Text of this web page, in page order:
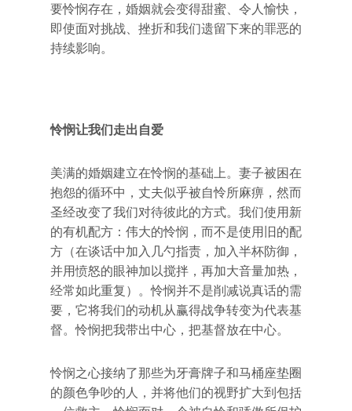
要怜悯存在，婚姻就会变得甜蜜、令人愉快，
即使面对挑战、挫折和我们遗留下来的罪恶的
持续影响。
怜悯让我们走出自爱
美满的婚姻建立在怜悯的基础上。妻子被困在
抱怨的循环中，丈夫似乎被自怜所麻痹，然而
圣经改变了我们对待彼此的方式。我们使用新
的有机配方：伟大的怜悯，而不是使用旧的配
方（在谈话中加入几勺指责，加入半杯防御，
并用愤怒的眼神加以搅拌，再加大音量加热，
经常如此重复）。怜悯并不是削减说真话的需
要，它将我们的动机从赢得战争转变为代表基
督。怜悯把我带出中心，把基督放在中心。
怜悯之心接纳了那些为牙膏牌子和马桶座垫圈
的颜色争吵的人，并将他们的视野扩大到包括